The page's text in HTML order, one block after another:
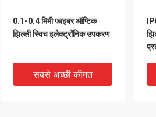
0.1-0.4 मिमी फाइबर ऑप्टिक
झिल्ली स्विच इलेक्ट्रॉनिक उपकरण
सबसे अच्छी कीमत